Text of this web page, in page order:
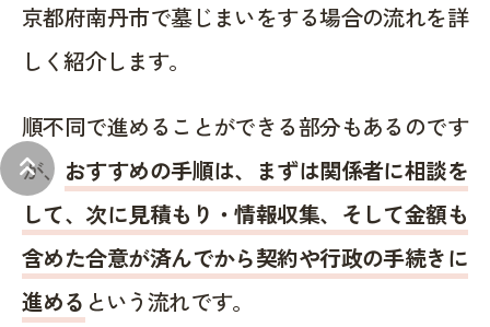
keyboard_double_arrow_up
京都府南丹市で墓じまいをする場合の流れを詳
しく紹介します。
順不同で進めることができる部分もあるのです
が、 おすすめの手順は、まずは関係者に相談を
して、次に見積もり・情報収集、そして金額も
含めた合意が済んでから契約や行政の手続きに
進める という流れです。